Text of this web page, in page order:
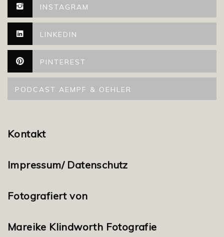
INSTAGRAM
LINKEDIN
PINTEREST
PODCAST AEMPF & OEHLER
Kontakt
Impressum/ Datenschutz
Fotografiert von
Mareike Klindworth Fotografie